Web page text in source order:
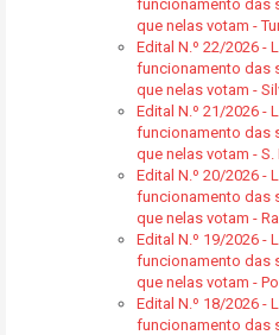
funcionamento das
que nelas votam -
Edital N.º 22/2026 -
funcionamento das
que nelas votam -
Edital N.º 21/2026 -
funcionamento das
que nelas votam - S.
Edital N.º 20/2026 -
funcionamento das
que nelas votam -
Edital N.º 19/2026 -
funcionamento das
que nelas votam -
Edital N.º 18/2026 -
funcionamento das